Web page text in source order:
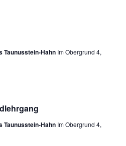
Taunusstein-Hahn Im Obergrund 4,
Taunusstein-Hahn Im Obergrund 4,